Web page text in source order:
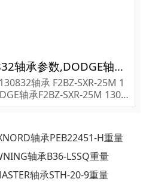
F2BZ-SXR-25M 130832轴承参数,DODGE轴承F2BZ-SXR-25M 130832重量
轴承 F2BZ-SXR-25M 1
轴承F2BZ-SXR-25M 1308
轴承PEB22451-H重量
轴承B36-LSSQ重量
轴承STH-20-9重量